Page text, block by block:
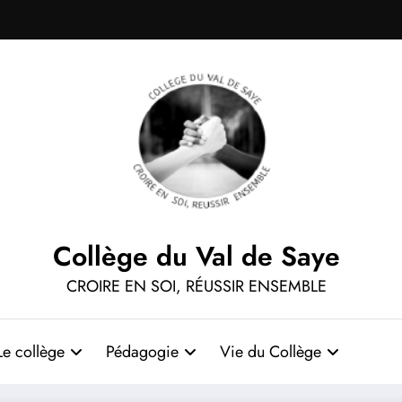
Collège du Val de Saye
CROIRE EN SOI, RÉUSSIR ENSEMBLE
collège Pédagogie Vie du Collège